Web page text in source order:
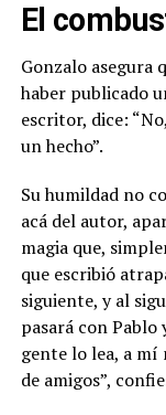
El
Gonzalo asegura
haber publicado
escritor, dice:
un hecho”.
Su humildad no
acá del autor,
magia que,
que escribió
siguiente, y al
pasará con Pablo
gente lo lea, a mí
de amigos”,